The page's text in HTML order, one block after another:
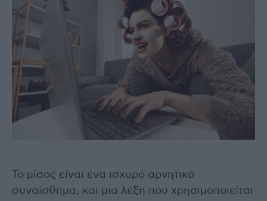
Το μίσος είναι ένα ισχυρό αρνητικό
συναίσθημα, και μια λέξη που χρησιμοποιείται